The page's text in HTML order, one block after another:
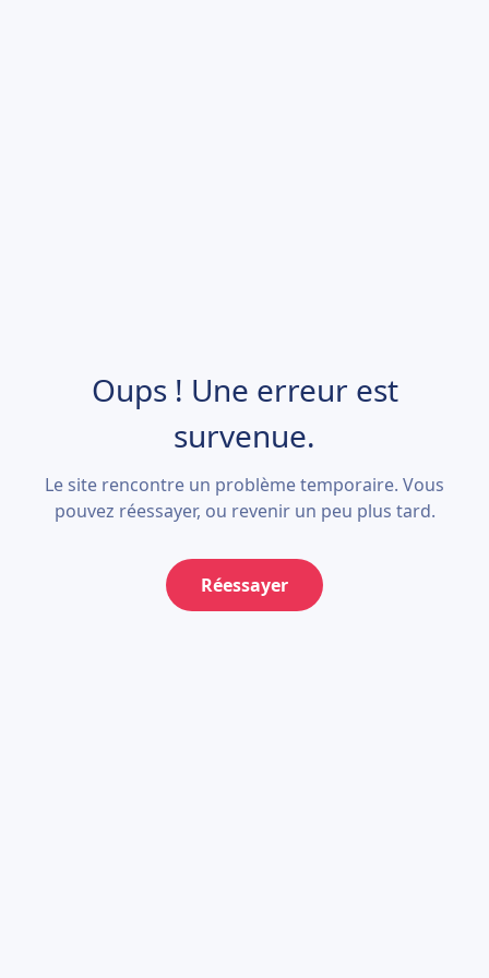
Oups ! Une erreur est
survenue.
Le site rencontre un problème temporaire. Vous
pouvez réessayer, ou revenir un peu plus tard.
Réessayer